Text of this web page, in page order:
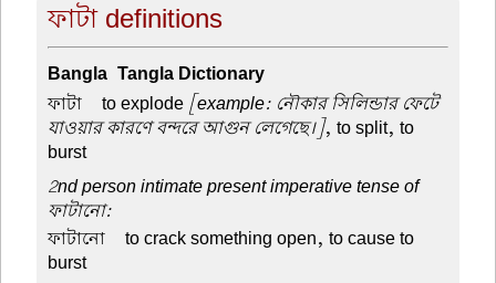
ফাটা definitions
Bangla-Tangla Dictionary
ফাটা –to explode [example: নৌকার সিলিন্ডার ফেটে
যাওয়ার কারণে বন্দরে আগুন লেগেছে।], to split, to
burst
2nd person intimate present imperative tense of
ফাটানো:
ফাটানো –to crack something open, to cause to
burst